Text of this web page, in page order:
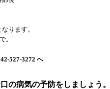
ります。
。
527-3272 へ
の病気の予防をしましょう。